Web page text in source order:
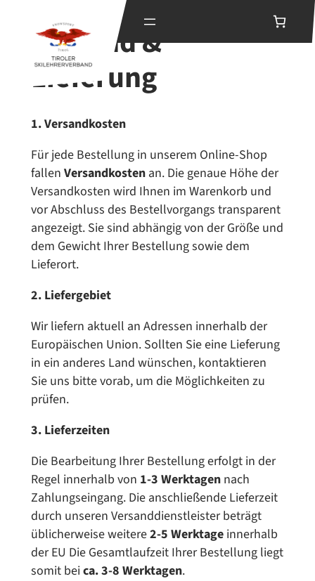
Inhalt
springenVersand &
Lieferung
1. Versandkosten
Für jede Bestellung in unserem Online-Shop
fallen Versandkosten an. Die genaue Höhe der
Versandkosten wird Ihnen im Warenkorb und
vor Abschluss des Bestellvorgangs transparent
angezeigt. Sie sind abhängig von der Größe und
dem Gewicht Ihrer Bestellung sowie dem
Lieferort.
2. Liefergebiet
Wir liefern aktuell an Adressen innerhalb der
Europäischen Union. Sollten Sie eine Lieferung
in ein anderes Land wünschen, kontaktieren
Sie uns bitte vorab, um die Möglichkeiten zu
prüfen.
3. Lieferzeiten
Die Bearbeitung Ihrer Bestellung erfolgt in der
Regel innerhalb von 1-3 Werktagen nach
Zahlungseingang. Die anschließende Lieferzeit
durch unseren Versanddienstleister beträgt
üblicherweise weitere2-5 Werktage innerhalb
der EU Die Gesamtlaufzeit Ihrer Bestellung liegt
somit beica. 3-8 Werktagen.